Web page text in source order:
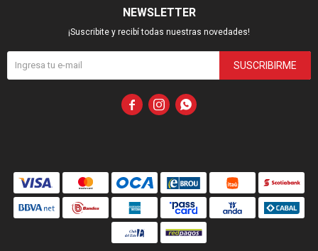
NEWSLETTER
¡Suscribite y recibí todas nuestras novedades!
SUSCRIBIRME
  